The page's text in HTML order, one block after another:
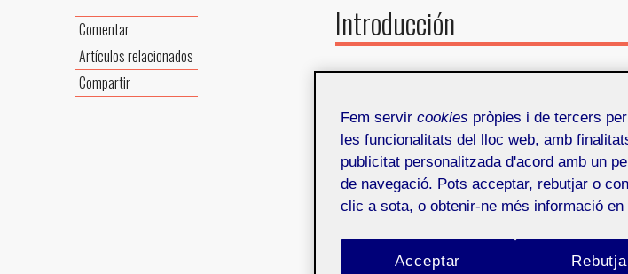
Comentar
Artículos relacionados
Compartir
Introducción
tecnología y la sociedad que se
desde 1979. A lo largo de sus
encuentro para artistas, científicos,
explorando las intersecciones y las
mundo digital. Con el tiempo, ha
convertirse en una de las plataformas
consolidándose como un laboratorio de
Fem servir cookies pròpies i de tercers
les funcionalitats del lloc web, amb
publicitat personalitzada d'acord amb un
de navegació. Pots acceptar, rebutjar o
clic a sota, o obtenir-ne més informació en
Acceptar